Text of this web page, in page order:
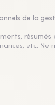
de la
etc. Ne